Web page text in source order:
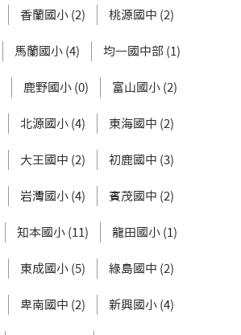
香蘭國小 (2) 桃源國中 (2)
馬蘭國小 (4) 均一國中部 (1)
鹿野國小 (0) 富山國小 (2)
北源國小 (4) 東海國中 (2)
大王國中 (2) 初鹿國中 (3)
岩灣國小 (4) 賓茂國中 (2)
知本國小 (11) 龍田國小 (1)
東成國小 (5) 綠島國中 (2)
卑南國中 (2) 新興國小 (4)